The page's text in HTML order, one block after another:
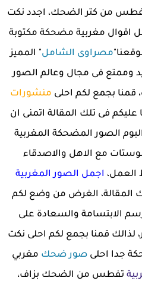
من كتر الضحك، اجدد نكت
اقوال مغربية مضحكة مكتوبة
مصراوى الشامل" المميز
وممتع فى مجال وعالم الصور
قمنا بجمع لكم احلى منشورات
فى تلك المقالة اتمنى ان
الصور المضحكة المغربية
مع الاهل والاصدقاء
اجمل الصور المغربية
المقالة، الغرض من وضع لكم
الابتسامة والسعادة على
لذالك قمنا بجمع لكم احلى نكت
جدا احلىصور ضحك مغربي
تفطس من الضحك بزاف،